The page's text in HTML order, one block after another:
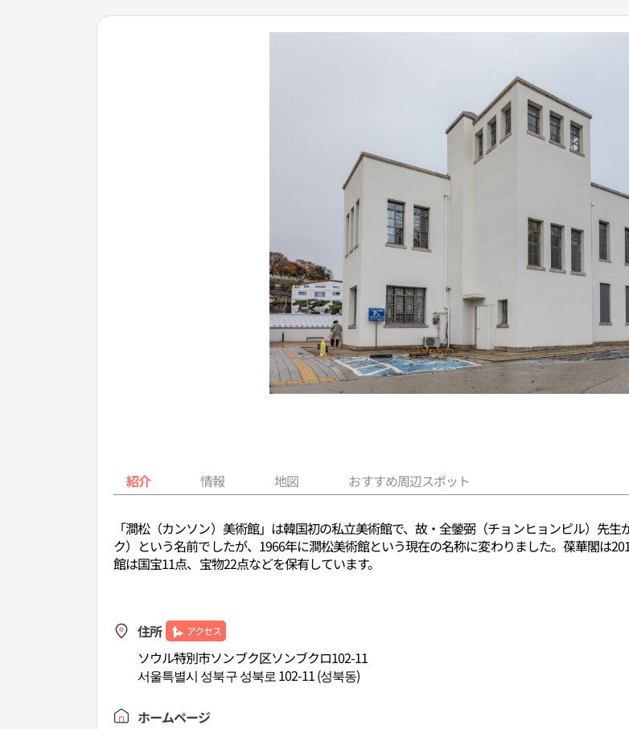
紹介 情報 地図 おすすめ周辺スポット
「澗松（カンソン）美術館」は韓国初の私立美術館で、故・全鎣弼（チョンヒョンピル）先
ク）という名前でしたが、1966年に澗松美術館という現在の名称に変わりました。葆華閣は
館は国宝11点、宝物22点などを保有しています。
住所 アクセス
ソウル特別市ソンブク区ソンブクロ102-11
서울특별시 성북구 성북로 102-11 (성북동)
ホームページ